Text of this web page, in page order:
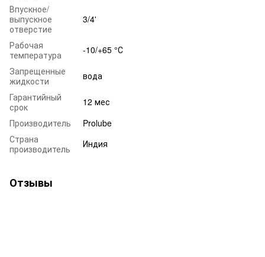
Впускное/
выпускное
отверстие
3/4'
Рабочая
температура
-10/+65 °С
Запрещенные
жидкости
вода
Гарантийный
срок
12 мес
Производитель
Prolube
Страна
производитель
Индия
Отзывы